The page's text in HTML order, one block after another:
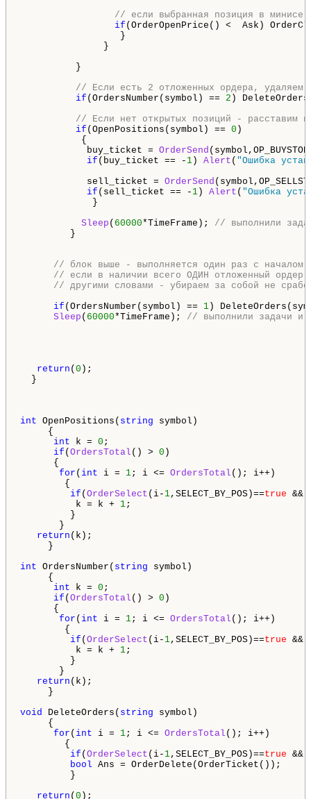
// если выбранная позиция в минисе
if (OrderOpenPrice() <  Ask)
}
}
}
// Если есть 2 отложенных ордера, удаляем
if (OrdersNumber(symbol) == 2 )
// Если нет открытых позиций - расставим
if (OpenPositions(symbol) == 0 )
{
buy_ticket = OrderSend
if (buy_ticket == - 1) Alert ( "Ошибка
sell_ticket = OrderSend
if (sell_ticket == - 1) Alert ( "Ошибка
}
Sleep ( 60000*TimeFrame); // выполнили
}
// блок выше - выполняется один раз с началом
// если в наличии всего ОДИН отложенный
// другими словами - убираем за собой не
if (OrdersNumber(symbol) == 1)
Sleep ( 60000*TimeFrame); // выполнили задачи
return (0 );
}
int OpenPositions( string symbol)
{
int k = 0 ;
if (OrdersTotal () > 0 )
{
for ( int i = 1; i <= OrdersTotal (); i++)
{
if (OrderSelect (i- 1,SELECT_BY_POS)==true &&
k = k + 1;
}
}
return (k);
}
int OrdersNumber( string symbol)
{
int k = 0 ;
if (OrdersTotal () > 0 )
{
for ( int i = 1; i <= OrdersTotal (); i++)
{
if (OrderSelect (i- 1,SELECT_BY_POS)==true &&
k = k + 1;
}
}
return (k);
}
void
DeleteOrders( string symbol)
{
for ( int i = 1; i <= OrdersTotal (); i++)
{
if (OrderSelect (i- 1,SELECT_BY_POS)==true &&
bool Ans = OrderDelete(OrderTicket());
}
return (0 );